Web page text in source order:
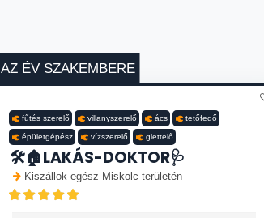
AZ ÉV SZAKEMBERE
fűtés szerelő villanyszerelő ács tetőfedő
épületgépész vízszerelő glettelő
🛠️🏠LAKÁS-DOKTOR🩺
Kiszállok egész Miskolc területén